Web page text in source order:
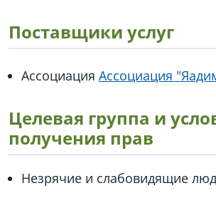
Поставщики услуг
Ассоциация Ассоциация
Целевая группа и
получения прав
Незрячие и слабовидящие